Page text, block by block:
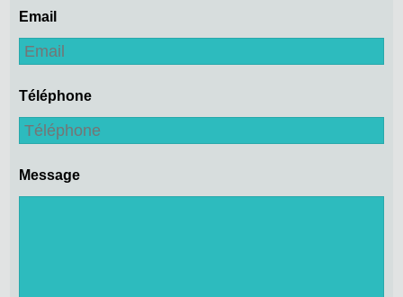
Email
Téléphone
Message